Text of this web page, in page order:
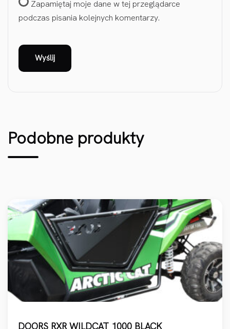
Zapamiętaj moje dane w tej przeglądarce
podczas pisania kolejnych komentarzy.
Podobne produkty
DOORS RXR WILDCAT 1000 BLACK